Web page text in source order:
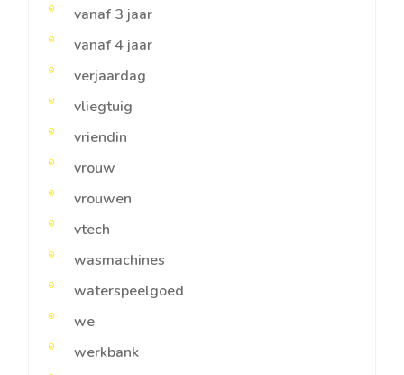
vanaf 3 jaar
vanaf 4 jaar
verjaardag
vliegtuig
vriendin
vrouw
vrouwen
vtech
wasmachines
waterspeelgoed
we
werkbank